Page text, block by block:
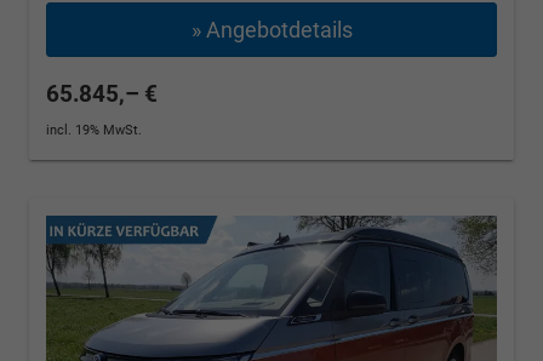
» Angebotdetails
65.845,– €
incl. 19% MwSt.